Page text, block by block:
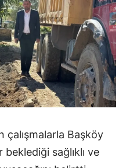
Gümüşhane
Hakkari
Hatay
Isparta
Mersin
İzmir
çalışmalarla Başköy
beklediği sağlıklı ve